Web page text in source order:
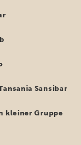
Sansibar
kleiner Gruppe